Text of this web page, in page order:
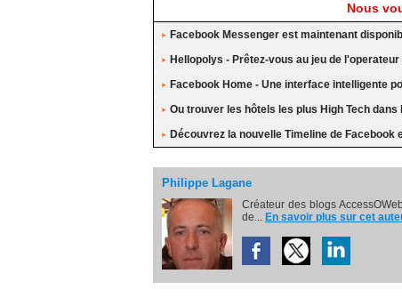
Nous
Facebook Messenger est maintenant
Hellopolys - Prêtez-vous au jeu de
Facebook Home - Une interface intelligente
Ou trouver les hôtels les plus High Tech dans
Découvrez la nouvelle Timeline de Facebook
Philippe Lagane
Créateur des blogs
de... En savoir plus sur cet